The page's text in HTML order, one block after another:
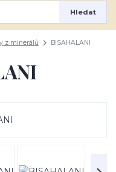
Hledat
z minerálů BISAHALANI